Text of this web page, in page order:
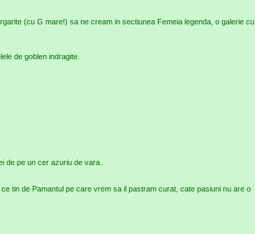
(cu G mare!) sa ne cream in sectiunea Femeia legenda, o galerie cu
de goblen indragite.
de pe un cer azuriu de vara.
tin de Pamantul pe care vrem sa il pastram curat, cate pasiuni nu are o